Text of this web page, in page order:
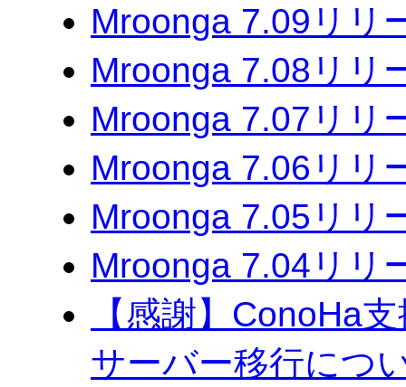
Mroonga 7.09リリ
Mroonga 7.08リリ
Mroonga 7.07リリ
Mroonga 7.06リリ
Mroonga 7.05リリ
Mroonga 7.04リリ
【感謝】ConoHa
サーバー移行につ